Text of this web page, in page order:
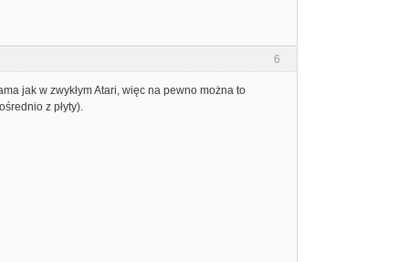
6
jak w zwykłym Atari, więc na pewno można to
z płyty).